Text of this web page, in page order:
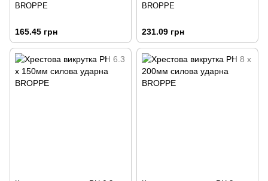
BROPPE
165.45 грн
BROPPE
231.09 грн